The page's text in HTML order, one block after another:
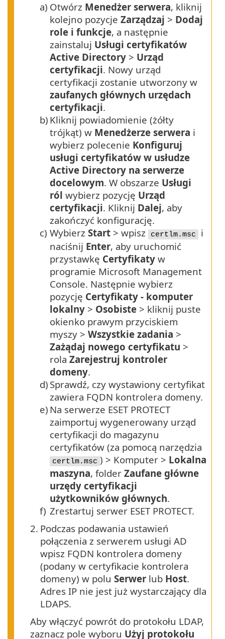
a) Otwórz Menedżer serwera, kliknij
kolejno pozycje Zarządzaj > Dodaj
role i funkcje, a następnie
zainstaluj Usługi certyfikatów
Active Directory > Urząd
certyfikacji. Nowy urząd
certyfikacji zostanie utworzony w
zaufanych głównych urzędach
certyfikacji.
b) Kliknij powiadomienie (żółty
trójkąt) w Menedżerze serwera i
wybierz polecenie Konfiguruj
usługi certyfikatów w usłudze
Active Directory na serwerze
docelowym. W obszarze Usługi
ról wybierz pozycję Urząd
certyfikacji. Kliknij Dalej, aby
zakończyć konfigurację.
c) Wybierz Start > wpisz certlm.msc
i
naciśnij Enter, aby uruchomić
przystawkę Certyfikaty w
programie Microsoft Management
Console. Następnie wybierz
pozycję Certyfikaty - komputer
lokalny > Osobiste > kliknij puste
okienko prawym przyciskiem
myszy > Wszystkie zadania >
Zażądaj nowego certyfikatu >
rola Zarejestruj kontroler
domeny.
d) Sprawdź, czy wystawiony certyfikat
zawiera FQDN kontrolera domeny.
e) Na serwerze ESET PROTECT
zaimportuj wygenerowany urząd
certyfikacji do magazynu
certyfikatów (za pomocą narzędzia
certlm.msc ) > Komputer > Lokalna
maszyna, folder Zaufane główne
urzędy certyfikacji
użytkowników głównych.
f) Zrestartuj serwer ESET PROTECT.
2. Podczas podawania ustawień
połączenia z serwerem usługi AD
wpisz FQDN kontrolera domeny
(podany w certyfikacie kontrolera
domeny) w polu Serwer lub Host.
Adres IP nie jest już wystarczający dla
LDAPS.
Aby włączyć powrót do protokołu LDAP,
zaznacz pole wyboru Użyj protokołu